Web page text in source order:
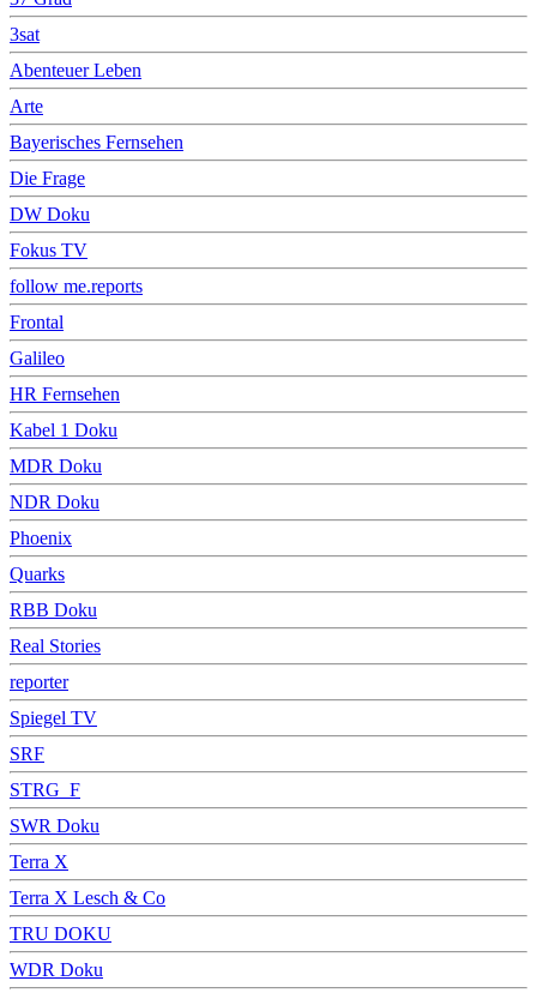
3sat
Abenteuer Leben
Arte
Bayerisches Fernsehen
Die Frage
DW Doku
Fokus TV
follow me.reports
Frontal
Galileo
HR Fernsehen
Kabel 1 Doku
MDR Doku
NDR Doku
Phoenix
Quarks
RBB Doku
Real Stories
reporter
Spiegel TV
SRF
STRG_F
SWR Doku
Terra X
Terra X Lesch & Co
TRU DOKU
WDR Doku